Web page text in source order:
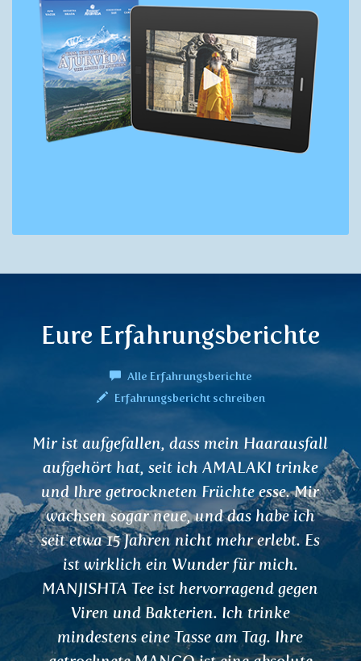
Eure Erfahrungsberichte
Alle Erfahrungsberichte
Erfahrungsbericht schreiben
Hallo, ich habe insgesamt schon 4 Tees
probiert: NIMBA, ABHAYA, BHRINGARAJ
und KANTAKARI und alle hatten günstige
Wirkungen, daher empfehle ich sie. Ich
danke auch den Produzenten und
Importeuren der Tees!
Lucie Švestková